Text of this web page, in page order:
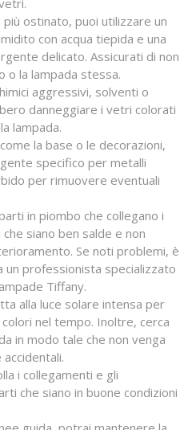
ostinato, puoi utilizzare un
con acqua tiepida e una
delicato. Assicurati di non
o la lampada stessa.
aggressivi, solventi o
danneggiare i vetri colorati
lampada.
la base o le decorazioni,
specifico per metalli
per rimuovere eventuali
in piombo che collegano i
siano ben salde e non
Se noti problemi, è
un professionista specializzato
Tiffany.
alla luce solare intensa per
nel tempo. Inoltre, cerca
in modo tale che non venga
i collegamenti e gli
che siano in buone condizioni